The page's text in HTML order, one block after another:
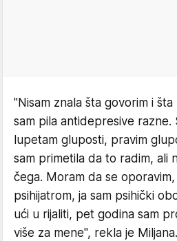
"Nisam znala šta govorim i
sam pila antidepresive razne.
lupetam gluposti, pravim
sam primetila da to radim, ali
čega. Moram da se
psihijatrom, ja sam psihički
ući u rijaliti, pet godina sam
više za mene", rekla je Miljana.